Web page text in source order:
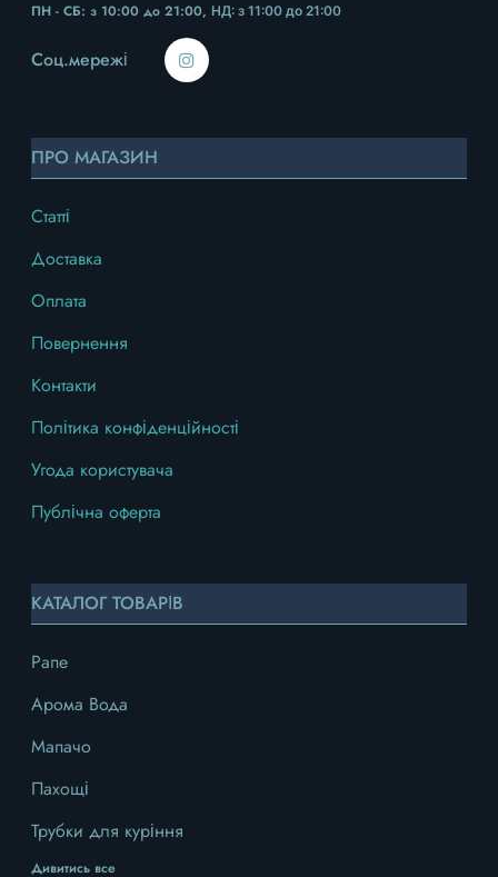
ПН - СБ: з 10:00 до 21:00, НД: з 11:00 до 21:00
Соц.мережі
ПРО МАГАЗИН
Статті
Доставка
Оплата
Повернення
Контакти
Політика конфіденційності
Угода користувача
Публічна оферта
КАТАЛОГ ТОВАРІВ
Рапе
Арома Вода
Мапачо
Пахощі
Трубки для куріння
Дивитись все